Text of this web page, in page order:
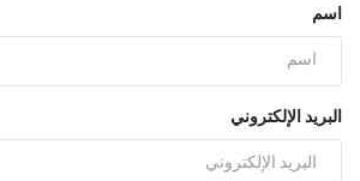
اسم
البريد الإلكتروني